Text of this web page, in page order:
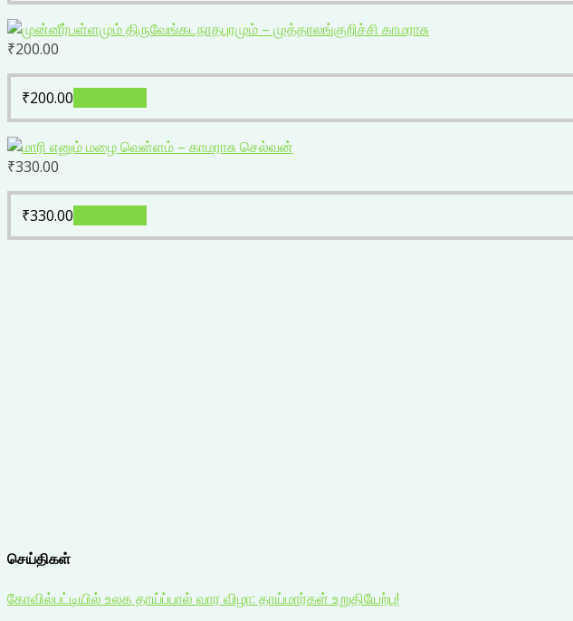
₹200.00
₹200.00
₹330.00
₹330.00
செய்திகள்
கோவில்பட்டியில் உலக தாய்ப்பால் வார விழா: தாய்மார்கள் உறுதியேற்பு!